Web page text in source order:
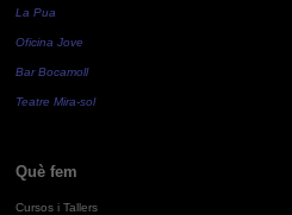
La Pua
Oficina Jove
Bar Bocamoll
Teatre Mira-sol
Què fem
Cursos i Tallers